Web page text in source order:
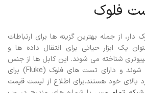
فلوک
از جمله بهترین گزینه ها برای ارتباطات
یک ابزار حیاتی برای انتقال داده ها و
شناخته می شوند. این کابل ها از جنس
مواد با کیفیت ساخته می شوند و دارای تست های فلوک (Fluke) برای
بالای خود هستند.برای اطلاع از لیست قیمت